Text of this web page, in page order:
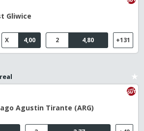
Gliwice
4,00
X 4,80
2 +131
Agustin Tirante (ARG)